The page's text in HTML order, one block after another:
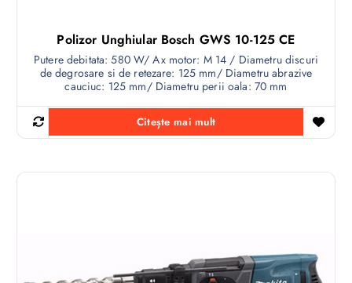
Polizor Unghiular Bosch GWS 10-125 CE
Putere debitata: 580 W/ Ax motor: M 14 / Diametru discuri
de degrosare si de retezare: 125 mm/ Diametru abrazive
cauciuc: 125 mm/ Diametru perii oala: 70 mm
Citește mai mult